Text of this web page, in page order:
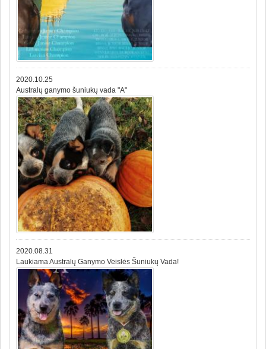
2020.10.25
Australų ganymo šuniukų vada "A"
2020.08.31
Laukiama Australų Ganymo Veislės Šuniukų Vada!